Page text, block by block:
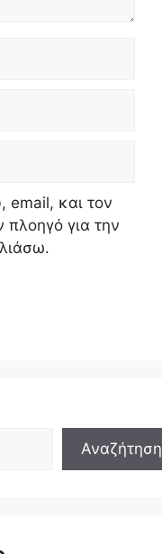
email, και τον
πλοηγό για την
Αναζήτηση